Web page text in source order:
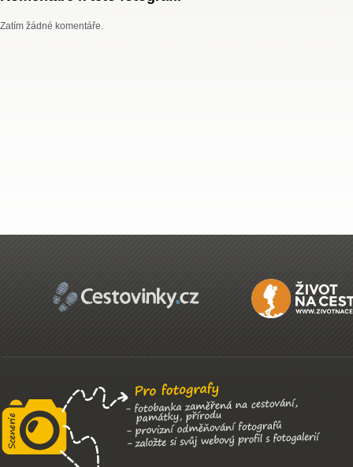
Zatím žádné komentáře.